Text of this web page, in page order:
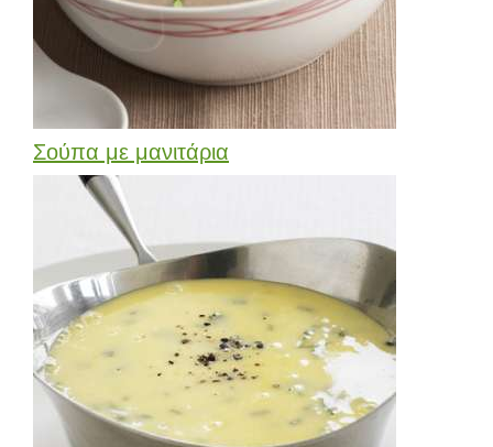
Σούπα με μανιτάρια